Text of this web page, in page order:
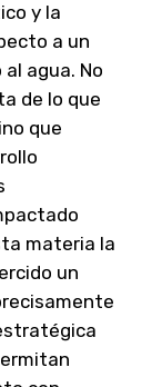
y la
a un
agua. No
de lo que
que
materia la
un